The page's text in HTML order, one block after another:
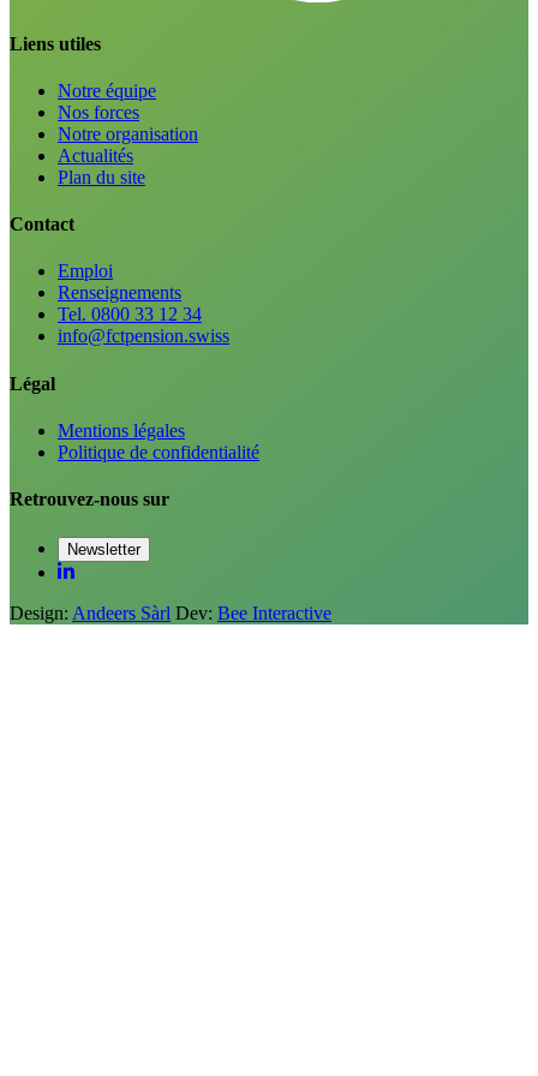
Liens utiles
Notre équipe
Nos forces
Notre organisation
Actualités
Plan du site
Contact
Emploi
Renseignements
Tel. 0800 33 12 34
info@fctpension.swiss
Légal
Mentions légales
Politique de confidentialité
Retrouvez-nous sur
Newsletter
Design: Andeers Sàrl Dev: Bee Interactive